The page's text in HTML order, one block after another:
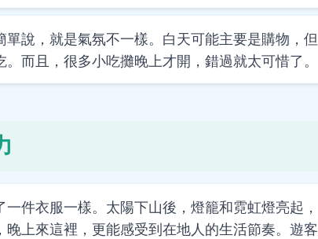
說，就是氣氛不一樣。白天可能主要是購物，但
而且，很多小吃攤晚上才開，錯過就太可惜了。
件衣服一樣。太陽下山後，燈籠和霓虹燈亮起，
上來這裡，更能感受到在地人的生活節奏。遊客